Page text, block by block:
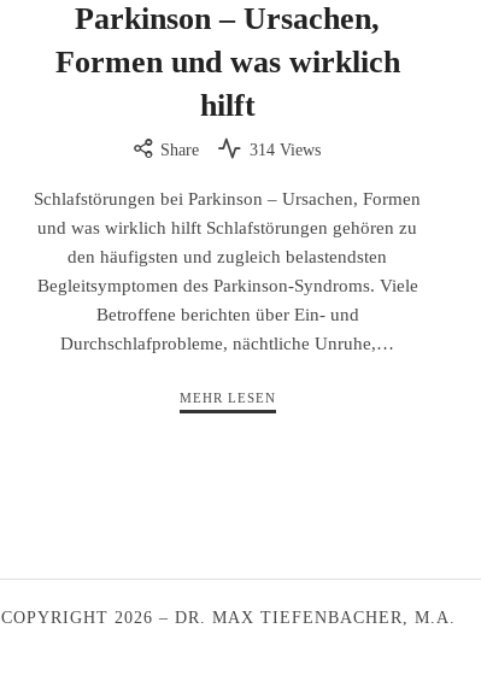
Parkinson – Ursachen,
Formen und was wirklich
hilft
Share 314 Views
Schlafstörungen bei Parkinson – Ursachen, Formen
und was wirklich hilft Schlafstörungen gehören zu
den häufigsten und zugleich belastendsten
Begleitsymptomen des Parkinson-Syndroms. Viele
Betroffene berichten über Ein- und
Durchschlafprobleme, nächtliche Unruhe,…
MEHR LESEN
COPYRIGHT 2026 – DR. MAX TIEFENBACHER, M.A.